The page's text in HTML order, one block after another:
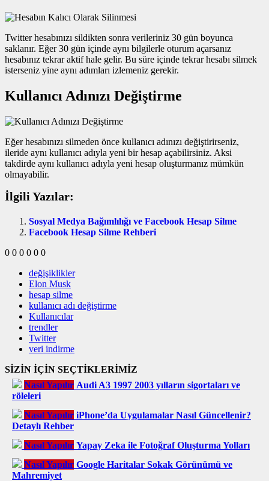
Twitter hesabınızı sildikten sonra verileriniz 30 gün boyunca
saklanır. Eğer 30 gün içinde aynı bilgilerle oturum açarsanız
hesabınız tekrar aktif hale gelir. Bu süre içinde tekrar hesabı silmek
isterseniz yine aynı adımları izlemeniz gerekir.
Kullanıcı Adınızı Değiştirme
Eğer hesabınızı silmeden önce kullanıcı adınızı değiştirirseniz,
ileride aynı kullanıcı adıyla yeni bir hesap açabilirsiniz. Aksi
takdirde aynı kullanıcı adıyla yeni hesap oluşturmanız mümkün
olmayabilir.
İlgili Yazılar:
Sosyal Medya Bağımlılığı ve Facebook Hesap Silme
Facebook Hesap Silme Rehberi
0 0 0 0 0 0
değişiklikler
Elon Musk
hesap silme
kullanıcı adı değiştirme
Kullanıcılar
trendler
Twitter
veri indirme
SİZİN İÇİN SEÇTİKLERİMİZ
Nasıl Yapılır Audi A3 1997 2003 yılların sigortaları ve
röleleri
Nasıl Yapılır iPhone’da Uygulamalar Nasıl Güncellenir?
Detaylı Rehber
Nasıl Yapılır Yapay Zeka ile Fotoğraf Oluşturma Yolları
Nasıl Yapılır Google Haritalar Sokak Görünümü ve
Mahremiyet